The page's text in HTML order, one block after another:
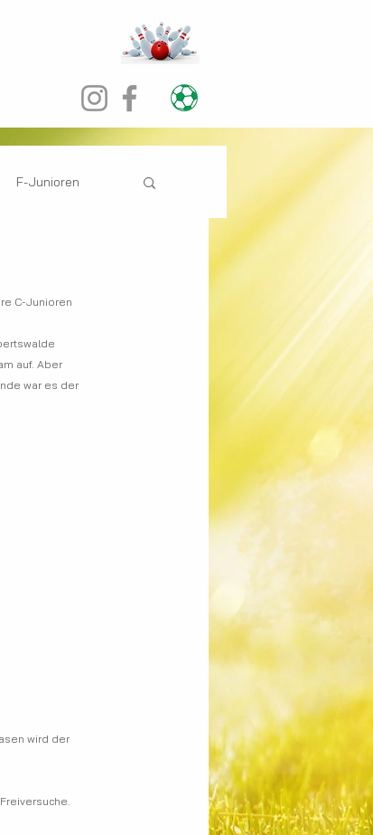
F-Junioren
C-Junioren
auf. Aber
war es der
wird der